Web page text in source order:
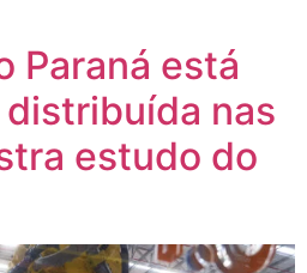
Paraná está
nas
estudo do